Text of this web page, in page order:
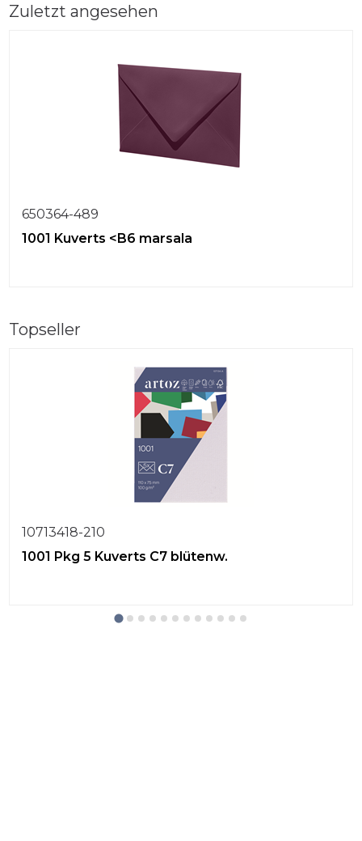
Zuletzt angesehen
650364-489
1001 Kuverts <B6 marsala
Topseller
10713418-210
1001 Pkg 5 Kuverts C7 blütenw.